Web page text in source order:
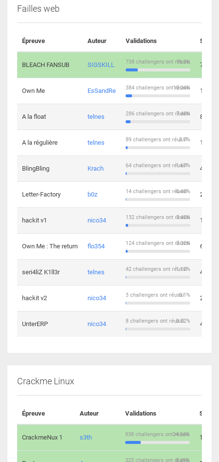
Failles web
Épreuve Auteur Validations
BLEACH FANSUB SIGSKILL 19.3%
738 challengers ont réussi 7
Own Me EsSandRe 10.04%
384 challengers ont réussi 13
A la float telnes 7.48%
286 challengers ont réussi 8
A la régulière telnes 2.7%
89 challengers ont réussi 10
BlingBling Krach 1.67%
64 challengers ont réussi 4
Letter-Factory b0z 0.43%
14 challengers ont réussi 2
hackit v1 nico34 3.45%
132 challengers ont réussi 12
Own Me : The return flo354 3.32%
124 challengers ont réussi 6
seri4liZ K1ll3r telnes 1.12%
42 challengers ont réussi 4
hackit v2 nico34 0.1%
3 challengers ont réussi 2
UnterERP nico34 0.22%
8 challengers ont réussi 4
Crackme Linux
Épreuve Auteur Validations
CrackmeNux 1 s3th 24.54%
938 challengers ont réussi 14
8.49%
325 challengers ont réussi